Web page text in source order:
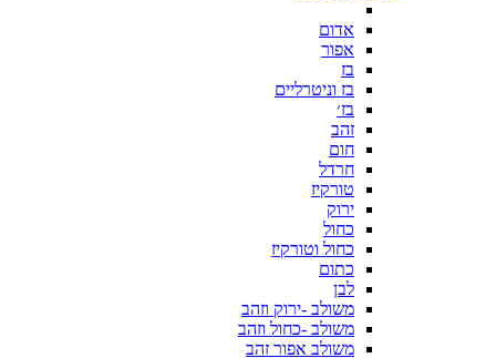
אדום
אפור
בז
בז וניטרליים
בז׳
זהב
חום
חרדל
טורקיז
ירוק
כחול
כחול וטורקיז
כתום
לבן
משולב -ירוק וזהב
משולב -כחול וזהב
משולב אפור זהב